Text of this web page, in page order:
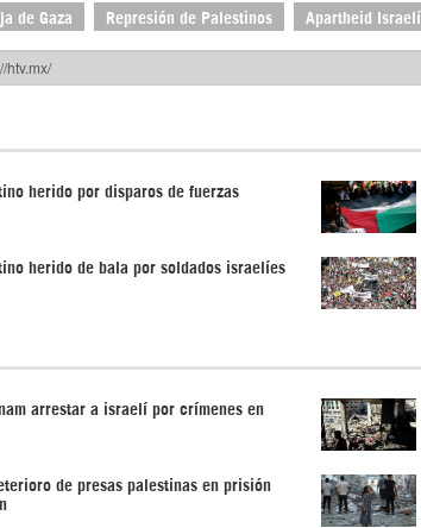
de Gaza Represión de Palestinos Apartheid Israelí
herido por disparos de fuerzas
herido de bala por soldados israelíes
arrestar a israelí por crímenes en
de presas palestinas en prisión